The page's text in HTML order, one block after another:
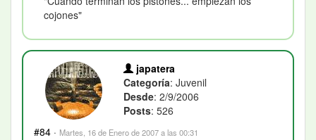
cojones"
japatera
Categoría: Juvenil
Desde: 2/9/2006
Posts: 526
#84 · Martes, 16 de Enero de 2007 a las 00:31